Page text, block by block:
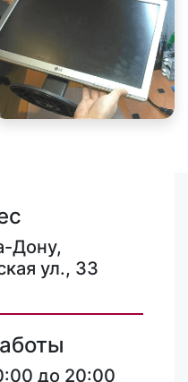
Дону,
ул., 33
до 20:00